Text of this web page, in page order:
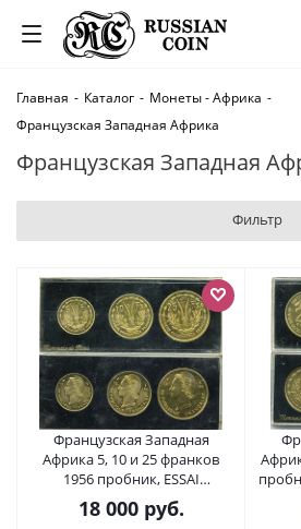
Главная - Каталог - Монеты - Африка -
Французская Западная Африка
Французская Западная
Фильтр
Французская Западная
Африка 5, 10 и 25 франков
1956 пробник, ESSAI
алюминиевая бронза UNC 7-4-
1-25
18 000руб.